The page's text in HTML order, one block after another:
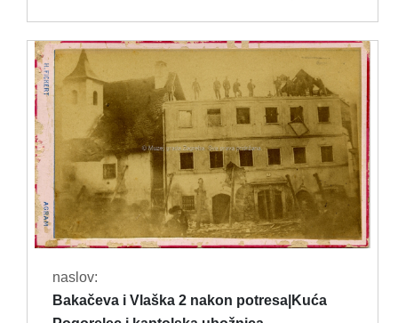
naslov:
Bakačeva i Vlaška 2 nakon potresa|Kuća